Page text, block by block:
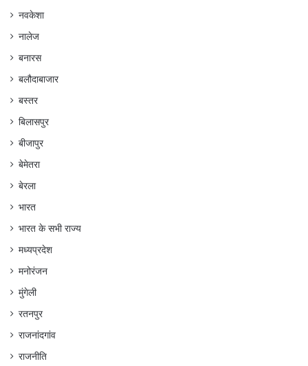
नवकेशा
नालेज
बनारस
बलौदाबाजार
बस्तर
बिलासपुर
बीजापुर
बेमेतरा
बेरला
भारत
भारत के सभी राज्य
मध्यप्रदेश
मनोरंजन
मुंगेली
रतनपुर
राजनांदगांव
राजनीति